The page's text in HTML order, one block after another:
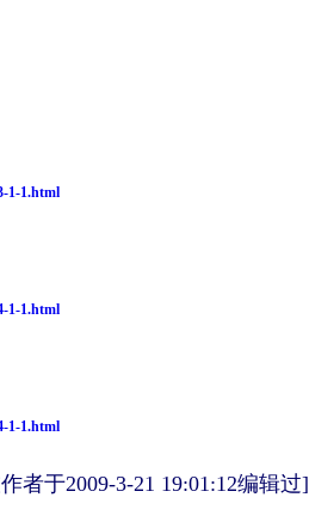
1-1.html
1-1.html
1-1.html
者于2009-3-21 19:01:12编辑过]